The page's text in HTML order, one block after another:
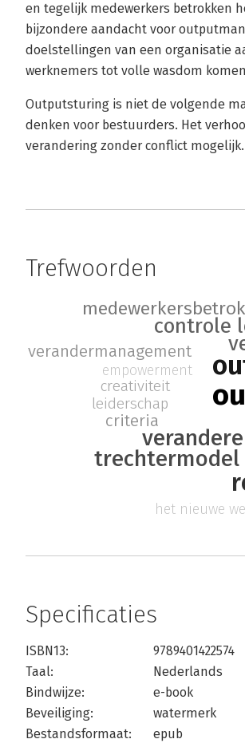
en tegelijk medewerkers betrokken
bijzondere aandacht voor
doelstellingen van een organisatie
werknemers tot volle wasdom
Outputsturing is niet de volgende
denken voor bestuurders. Het
verandering zonder conflict
Trefwoorden
trechtermodel
controle
criteria
verandermanagement
leiderschap
creativiteit
empowerment
het nieuwe
Specificaties
ISBN13:
9789401422574
Taal:
Nederlands
Bindwijze:
e-book
Beveiliging:
watermerk
Bestandsformaat:
epub